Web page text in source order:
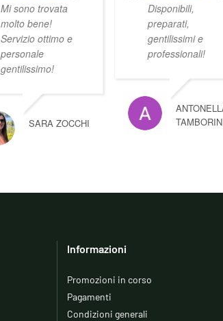
Mi sono trovata
molto bene!
Servizio ottimo e
personale
gentilissimo!
SARA ZOCCHI
Disponibili,
preparati,
gentilissimi e
professionali!
Informazioni
Promozioni in corso
Pagamenti
Condizioni generali